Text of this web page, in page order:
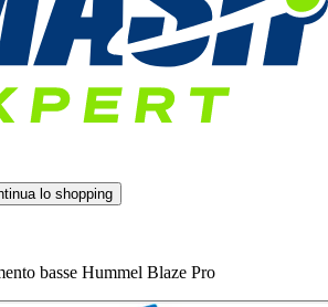
lo shopping
basse Hummel Blaze Pro